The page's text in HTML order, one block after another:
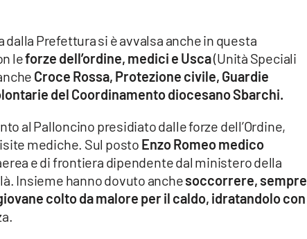
Prefettura si è avvalsa anche in questa
leforze dell’ordine, medici e Usca(Unità Speciali
Croce Rossa, Protezione civile, Guardie
del Coordinamento diocesano Sbarchi.
al Palloncino presidiato dalle forze dell’Ordine,
mediche. Sul posto Enzo Romeo medico
e di frontiera dipendente dal ministero della
Insieme hanno dovuto anchesoccorrere, sempre
colto da malore per il caldo, idratandolo con